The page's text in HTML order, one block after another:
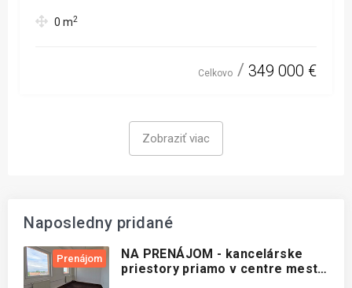
0 m2
Celkovo 349 000 €
Zobraziť viac
Naposledny pridané
Prenájom
NA PRENÁJOM - kancelárske
priestory priamo v centre mesta